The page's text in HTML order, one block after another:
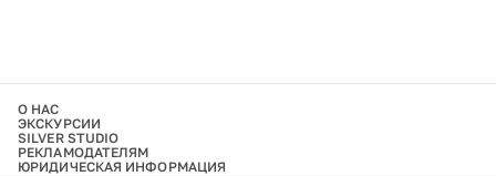
О НАС
ЭКСКУРСИИ
SILVER STUDIO
РЕКЛАМОДАТЕЛЯМ
ЮРИДИЧЕСКАЯ ИНФОРМАЦИЯ